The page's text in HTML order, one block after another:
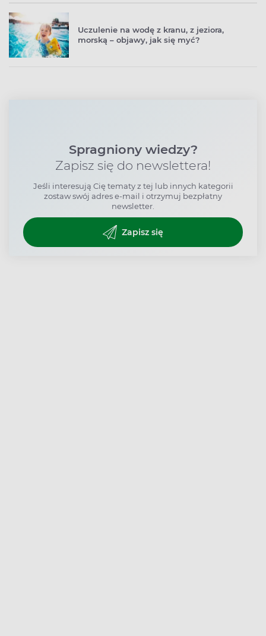
Uczulenie na wodę z kranu, z jeziora,
morską – objawy, jak się myć?
Spragniony wiedzy?
Zapisz się do newslettera!
Jeśli interesują Cię tematy z tej lub innych kategorii
zostaw swój adres e-mail i otrzymuj bezpłatny
newsletter.
Zapisz się